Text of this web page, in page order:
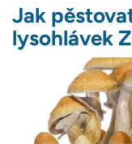
Jak
lysohlávek